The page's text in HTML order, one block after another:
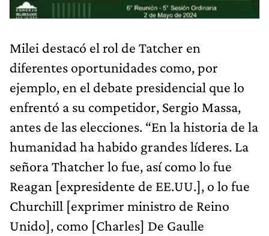
Milei destacó el rol de Tatcher en
diferentes oportunidades como, por
ejemplo, en el debate presidencial que lo
enfrentó a su competidor, Sergio Massa,
antes de las elecciones. “En la historia de la
humanidad ha habido grandes líderes. La
señora Thatcher lo fue, así como lo fue
Reagan [expresidente de EE.UU.], o lo fue
Churchill [exprimer ministro de Reino
Unido], como [Charles] De Gaulle